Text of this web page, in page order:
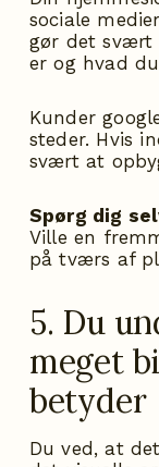
sociale
gør det svært
er og hvad
Kunder
steder. Hvis
svært at
Spørg dig
Ville en
på tværs af
5. Du
meget
betyder
Du ved, at